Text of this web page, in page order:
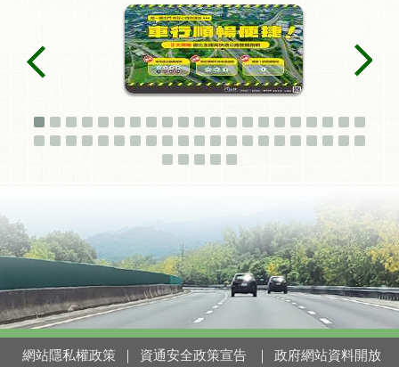
網站隱私權政策 資通安全政策宣告 政府網站資料開放